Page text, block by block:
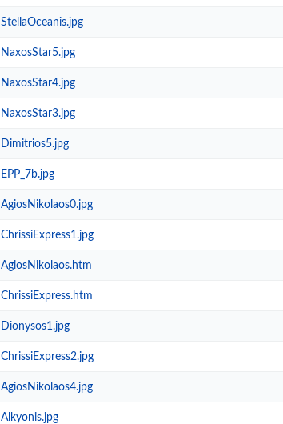
StellaOceanis.jpg
NaxosStar5.jpg
NaxosStar4.jpg
NaxosStar3.jpg
Dimitrios5.jpg
EPP_7b.jpg
AgiosNikolaos0.jpg
ChrissiExpress1.jpg
AgiosNikolaos.htm
ChrissiExpress.htm
Dionysos1.jpg
ChrissiExpress2.jpg
AgiosNikolaos4.jpg
Alkyonis.jpg